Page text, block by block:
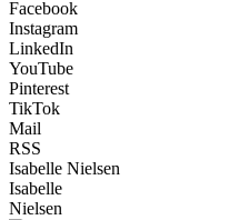
Facebook
Instagram
LinkedIn
YouTube
Pinterest
TikTok
Mail
RSS
Isabelle Nielsen
Isabelle
Nielsen